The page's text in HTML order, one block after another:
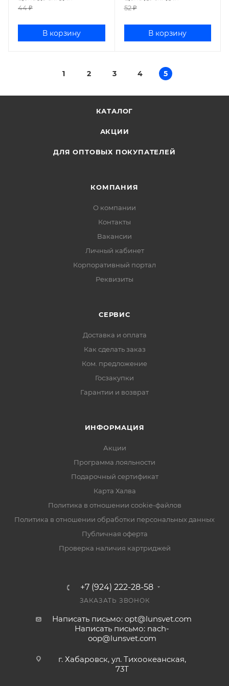
44₽
В корзину
52₽
В корзину
1 2 3 4 5
КАТАЛОГ
АКЦИИ
ДЛЯ ОПТОВЫХ ПОКУПАТЕЛЕЙ
КОМПАНИЯ
О компании
Контакты
Вакансии
Личный кабинет
Корпоративный портал
Реквизиты
СЕРВИС
Доставка и оплата
Как сделать заказ
Ком. предложение
Госзакупки
Гарантии и возврат
ИНФОРМАЦИЯ
Акции
Программа лояльности
Подарочный сертификат
Карта Халва
Политика в отношении cookie-файлов
Политика в отношении обработки персональных данных
Публичная оферта
Проверка наличия картриджей
+7 (924) 222-28-58
ЗАКАЗАТЬ ЗВОНОК
Написать письмо: opt@lunsvet.com
Написать письмо: nach-
oop@lunsvet.com
г. Хабаровск, ул. Тихоокеанская,
73Т